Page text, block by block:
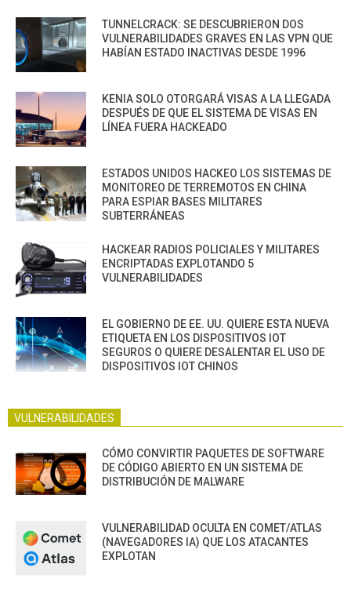
TUNNELCRACK: SE DESCUBRIERON DOS
VULNERABILIDADES GRAVES EN LAS VPN QUE
HABÍAN ESTADO INACTIVAS DESDE 1996
KENIA SOLO OTORGARÁ VISAS A LA LLEGADA
DESPUÉS DE QUE EL SISTEMA DE VISAS EN
LÍNEA FUERA HACKEADO
ESTADOS UNIDOS HACKEO LOS SISTEMAS DE
MONITOREO DE TERREMOTOS EN CHINA
PARA ESPIAR BASES MILITARES
SUBTERRÁNEAS
HACKEAR RADIOS POLICIALES Y MILITARES
ENCRIPTADAS EXPLOTANDO 5
VULNERABILIDADES
EL GOBIERNO DE EE. UU. QUIERE ESTA NUEVA
ETIQUETA EN LOS DISPOSITIVOS IOT
SEGUROS O QUIERE DESALENTAR EL USO DE
DISPOSITIVOS IOT CHINOS
VULNERABILIDADES
CÓMO CONVIRTIR PAQUETES DE SOFTWARE
DE CÓDIGO ABIERTO EN UN SISTEMA DE
DISTRIBUCIÓN DE MALWARE
VULNERABILIDAD OCULTA EN COMET/ATLAS
(NAVEGADORES IA) QUE LOS ATACANTES
EXPLOTAN